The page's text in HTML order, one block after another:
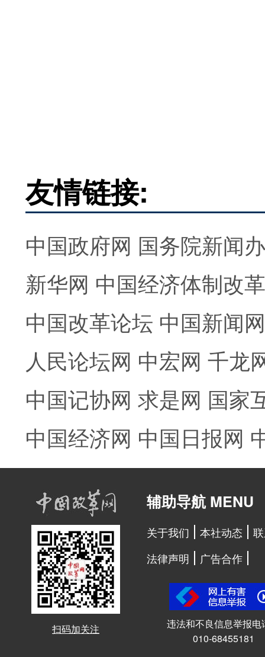
友情链接:
中国政府网 国务院新闻
新华网 中国经济体制改
中国改革论坛 中国新闻网
人民论坛网 中宏网 千龙
中国记协网 求是网 国家
中国经济网 中国日报网
扫码加关注
辅助导航 MENU
关于我们 本社动态
法律声明
广告合作
违法和不良信息举报电
010-68455181